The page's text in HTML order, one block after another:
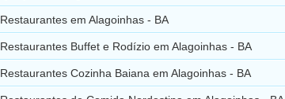
Restaurantes em Alagoinhas - BA
Restaurantes Buffet e Rodízio em Alagoinhas - BA
Restaurantes Cozinha Baiana em Alagoinhas - BA